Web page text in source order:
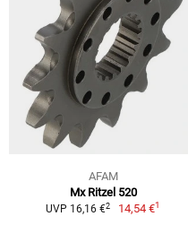
AFAM
Mx Ritzel 520
UVP 16,16 €2 14,54 €1